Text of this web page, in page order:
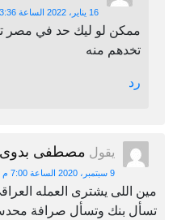
16 يناير، 2022 الساعة 3:36 م
ممكن لو ليك حد في مصر
تخدهم منه
رد
يقول مصطفى بدوى
9 سبتمبر، 2020 الساعة 7:00 م
مين اللى يشترى العمله
تسأل بنك وتسأل صرافة